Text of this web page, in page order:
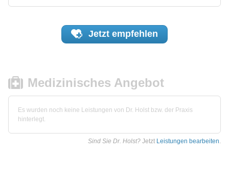
Jetzt empfehlen
Medizinisches Angebot
Es wurden noch keine Leistungen von Dr. Holst bzw. der Praxis
hinterlegt.
Sind Sie Dr. Holst? Jetzt Leistungen bearbeiten.